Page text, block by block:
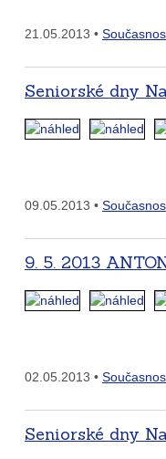
21.05.2013 •
Seniorské dny
09.05.2013 •
9. 5. 2013
02.05.2013 •
Seniorské dny